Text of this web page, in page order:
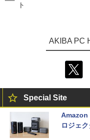
ト
AKIBA PC
Special Site
Amazon
ロジェ